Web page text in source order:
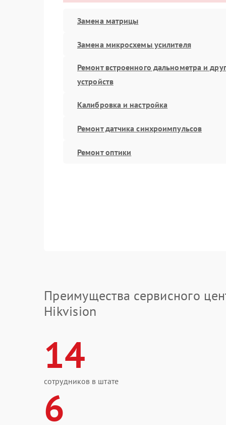
Замена матрицы
Замена микросхемы усилителя
Ремонт встроенного дальнометра и
устройств
Калибровка и настройка
Ремонт датчика синхроимпульсов
Ремонт оптики
Преимущества сервисного
Hikvision
14
сотрудников в штате
6